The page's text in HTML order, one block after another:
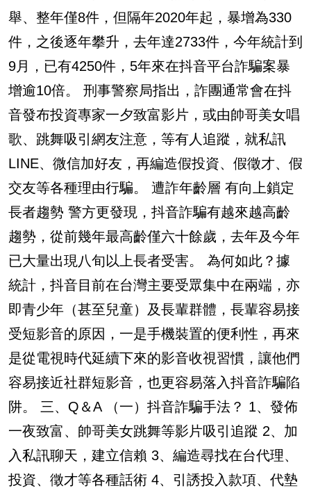
舉、整年僅8件，但隔年2020年起，暴增為330
件，之後逐年攀升，去年達2733件，今年統計到
9月，已有4250件，5年來在抖音平台詐騙案暴
增逾10倍。 刑事警察局指出，詐團通常會在抖
音發布投資專家一夕致富影片，或由帥哥美女唱
歌、跳舞吸引網友注意，等有人追蹤，就私訊
LINE、微信加好友，再編造假投資、假徵才、假
交友等各種理由行騙。 遭詐年齡層 有向上鎖定
長者趨勢 警方更發現，抖音詐騙有越來越高齡
趨勢，從前幾年最高齡僅六十餘歲，去年及今年
已大量出現八旬以上長者受害。 為何如此？據
統計，抖音目前在台灣主要受眾集中在兩端，亦
即青少年（甚至兒童）及長輩群體，長輩容易接
受短影音的原因，一是手機裝置的便利性，再來
是從電視時代延續下來的影音收視習慣，讓他們
容易接近社群短影音，也更容易落入抖音詐騙陷
阱。 三、Q＆A （一）抖音詐騙手法？ 1、發佈
一夜致富、帥哥美女跳舞等影片吸引追蹤 2、加
入私訊聊天，建立信賴 3、編造尋找在台代理、
投資、徵才等各種話術 4、引誘投入款項、代墊